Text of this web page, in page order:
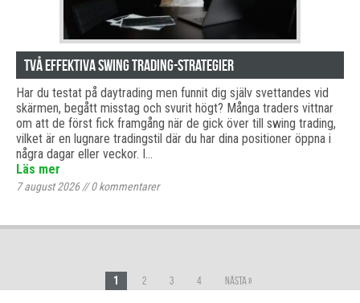
Två effektiva swing trading-strategier
Har du testat på daytrading men funnit dig själv svettandes vid
skärmen, begått misstag och svurit högt? Många traders vittnar
om att de först fick framgång när de gick över till swing trading,
vilket är en lugnare tradingstil där du har dina positioner öppna i
några dagar eller veckor. I…
Läs mer
7 august 2026//0kommentarer
1 2 3 4 Nästa »